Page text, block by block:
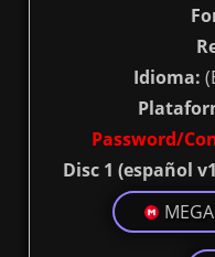
Idioma:
Password/
Disc 1 (español
MEGA